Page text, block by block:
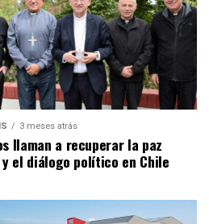
3 meses atrás
llaman a recuperar la paz
el diálogo político en Chile